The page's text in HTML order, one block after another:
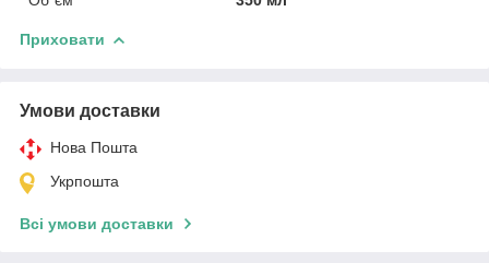
Приховати
Умови доставки
Нова Пошта
Укрпошта
Всі умови доставки